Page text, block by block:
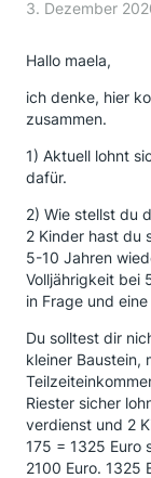
3. Dezember
Hallo maela,
ich denke, hier
zusammen.
1) Aktuell lohnt
dafür.
2) Wie stellst du
2 Kinder hast du
5-10 Jahren
Volljährigkeit bei
in Frage und
Du solltest dir
kleiner Baustein,
Riester sicher
verdienst und 2
175 = 1325 Euro
2100 Euro. 1325